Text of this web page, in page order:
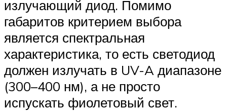
излучающий диод. Помимо
габаритов критерием выбора
является спектральная
характеристика, то есть светодиод
должен излучать в UV-A диапазоне
(300–400 нм), а не просто
испускать фиолетовый свет.